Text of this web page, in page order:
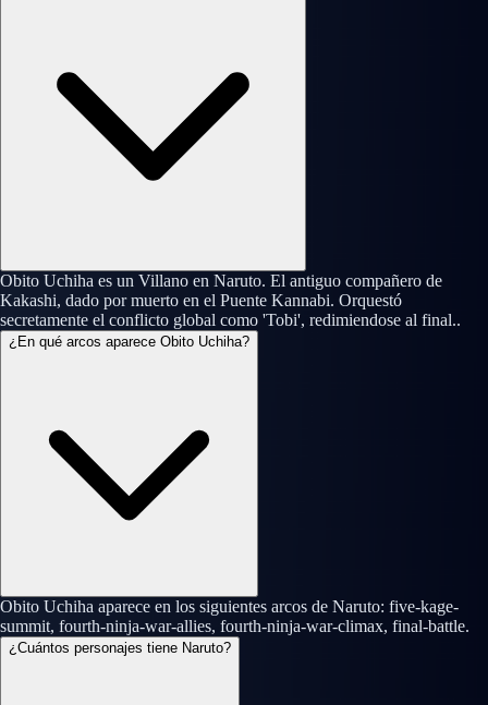
Obito Uchiha es un Villano en Naruto. El antiguo compañero de
Kakashi, dado por muerto en el Puente Kannabi. Orquestó
secretamente el conflicto global como 'Tobi', redimiendo­se al final..
¿En qué arcos aparece Obito Uchiha?
Obito Uchiha aparece en los siguientes arcos de Naruto: five-kage-
summit, fourth-ninja-war-allies, fourth-ninja-war-climax, final-battle.
¿Cuántos personajes tiene Naruto?